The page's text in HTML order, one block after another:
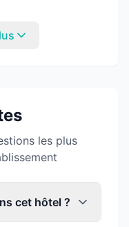
les plus
cet hôtel ?